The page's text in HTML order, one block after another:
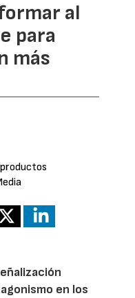
al
para
más
en los